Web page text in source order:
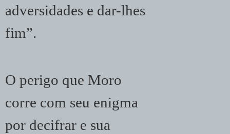
adversidades e dar-lhes
fim”.
O perigo que Moro
corre com seu enigma
por decifrar e sua